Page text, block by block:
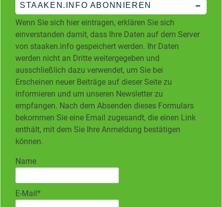
STAAKEN.INFO ABONNIEREN
Wenn Sie sich hier eintragen, erklären Sie sich
einverstanden damit, dass Ihre Daten auf dem Server
von staaken.info gespeichert werden. Ihr Daten
werden nicht an Dritte weitergegeben und
ausschließlich dazu verwendet, um Sie bei
Erscheinen neuer Beiträge auf dieser Seite zu
informieren und um unseren Newsletter zu
empfangen. Nach dem Absenden dieses Formulars
bekommen Sie eine Email zugesandt, die einen Link
enthält, mit dem Sie Ihre Anmeldung bestätigen
können.
Name
E-Mail*